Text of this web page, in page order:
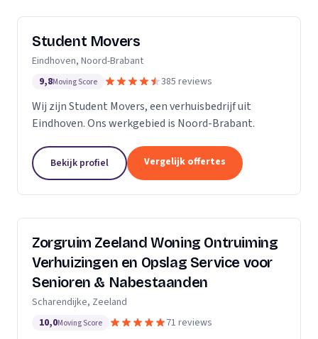
Student Movers
Eindhoven, Noord-Brabant
9,8Moving Score 385 reviews
Wij zijn Student Movers, een verhuisbedrijf uit
Eindhoven. Ons werkgebied is Noord-Brabant.
Bekijk profiel Vergelijk offertes
Zorgruim Zeeland Woning Ontruiming
Verhuizingen en Opslag Service voor
Senioren & Nabestaanden
Scharendijke, Zeeland
10,0Moving Score 71 reviews